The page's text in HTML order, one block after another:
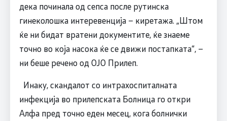
дека починала од сепса после рутинска
гинеколошка интеревенција – киретажа. „Штом
ќе ни бидат вратени документите, ќе знаеме
точно во која насока ќе се движи постапката“, –
ни беше речено од ОЈО Прилеп.
Инаку, скандалот со интрахоспиталната
инфекција во прилепската Болница го откри
Алфа пред точно еден месец, кога болнички